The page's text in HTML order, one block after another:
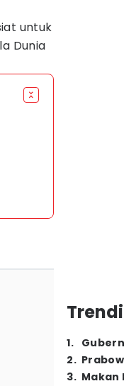
untuk
Dunia
1.
2.
3. Makan